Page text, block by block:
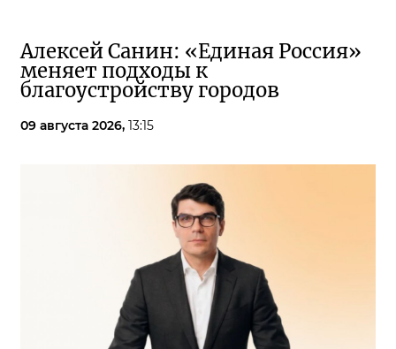
Алексей Санин: «Единая Россия»
меняет подходы к
благоустройству городов
09 августа 2026, 13:15